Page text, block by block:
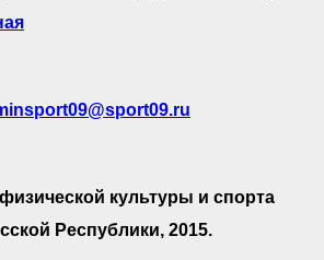
культуры и спорта
Республики, 2015.